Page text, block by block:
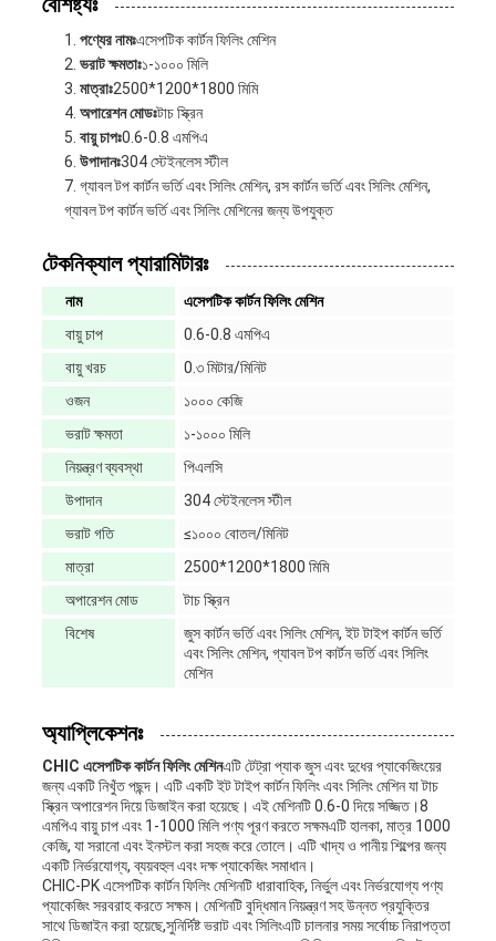
পণ্যের নামঃএসেপটিক কার্টন ফিলিং মেশিন
ভরাট ক্ষমতাঃ১-১০০০ মিলি
মাত্রাঃ2500*1200*1800 মিমি
অপারেশন মোডঃটাচ স্ক্রিন
বায়ু চাপঃ0.6-0.8 এমপিএ
উপাদানঃ304 স্টেইনলেস স্টীল
গ্যাবল টপ কার্টন ভর্তি এবং সিলিং মেশিন, রস কার্টন ভর্তি এবং সিলিং মেশিন,
গ্যাবল টপ কার্টন ভর্তি এবং সিলিং মেশিনের জন্য উপযুক্ত
টেকনিক্যাল প্যারামিটারঃ
নাম
এসেপটিক কার্টন ফিলিং মেশিন
বায়ু চাপ
0.6-0.8 এমপিএ
বায়ু খরচ
0.৩ মিটার/মিনিট
ওজন
১০০০ কেজি
ভরাট ক্ষমতা
১-১০০০ মিলি
নিয়ন্ত্রণ ব্যবস্থা
পিএলসি
উপাদান
304 স্টেইনলেস স্টীল
ভরাট গতি
≤১০০০ বোতল/মিনিট
মাত্রা
2500*1200*1800 মিমি
অপারেশন মোড
টাচ স্ক্রিন
বিশেষ
জুস কার্টন ভর্তি এবং সিলিং মেশিন, ইট টাইপ কার্টন ভর্তি
এবং সিলিং মেশিন, গ্যাবল টপ কার্টন ভর্তি এবং সিলিং
মেশিন
অ্যাপ্লিকেশনঃ
CHIC এসেপটিক কার্টন ফিলিং মেশিনএটি টেট্রা প্যাক জুস এবং দুধের প্যাকেজিংয়ের
জন্য একটি নিখুঁত পছন্দ। এটি একটি ইট টাইপ কার্টন ফিলিং এবং সিলিং মেশিন যা টাচ
স্ক্রিন অপারেশন দিয়ে ডিজাইন করা হয়েছে। এই মেশিনটি 0.6-0 দিয়ে সজ্জিত।8
এমপিএ বায়ু চাপ এবং 1-1000 মিলি পণ্য পূরণ করতে সক্ষমএটি হালকা, মাত্র 1000
কেজি, যা সরানো এবং ইনস্টল করা সহজ করে তোলে। এটি খাদ্য ও পানীয় শিল্পের জন্য
একটি নির্ভরযোগ্য, ব্যয়বহুল এবং দক্ষ প্যাকেজিং সমাধান।
CHIC-PK এসেপটিক কার্টন ফিলিং মেশিনটি ধারাবাহিক, নির্ভুল এবং নির্ভরযোগ্য পণ্য
প্যাকেজিং সরবরাহ করতে সক্ষম। মেশিনটি বুদ্ধিমান নিয়ন্ত্রণ সহ উন্নত প্রযুক্তির
সাথে ডিজাইন করা হয়েছে,সুনির্দিষ্ট ভরাট এবং সিলিংএটি চালনার সময় সর্বোচ্চ নিরাপত্তা